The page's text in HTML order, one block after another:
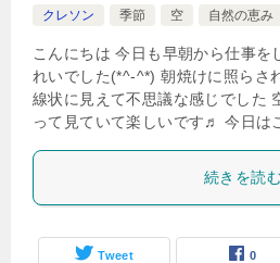
クレソン
季節 空 自然の恵み
こんにちは 今日も早朝から仕事を
れいでした(*^-^*) 朝焼けに照らさ
線状に見えて不思議な感じでした
って見ていて楽しいです♬ 今日
続きを読
Tweet 0